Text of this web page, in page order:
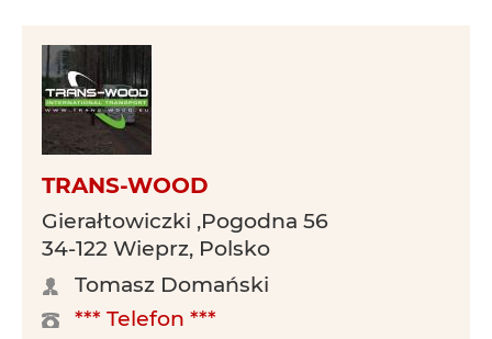
TRANS-WOOD
Gierałtowiczki ,Pogodna 56
34-122 Wieprz, Polsko
Tomasz Domański
*** Telefon ***